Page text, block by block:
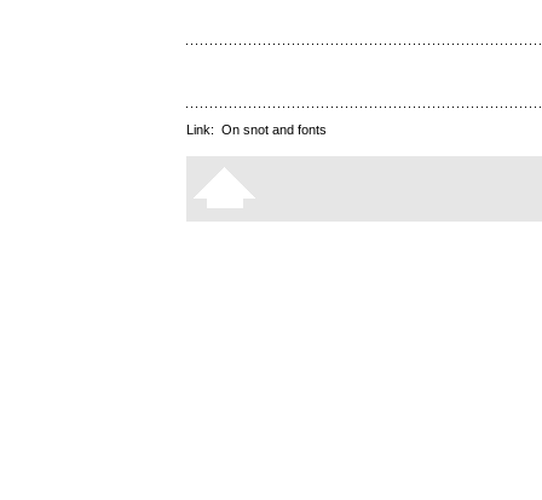
Link: On snot and fonts